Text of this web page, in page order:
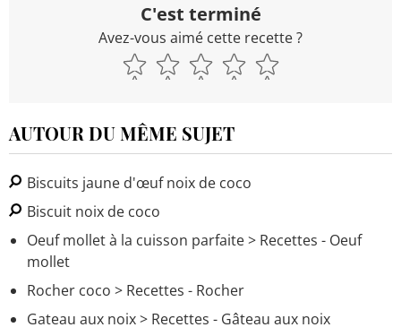
C'est terminé
Avez-vous aimé cette recette ?
AUTOUR DU MÊME SUJET
Biscuits jaune d'œuf noix de coco
Biscuit noix de coco
Oeuf mollet à la cuisson parfaite> Recettes - Oeuf
mollet
Rocher coco > Recettes - Rocher
Gateau aux noix> Recettes - Gâteau aux noix